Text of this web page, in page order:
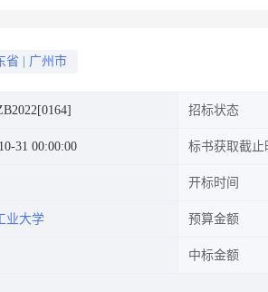
省 广州市
招标状态
31 00:00:00 标书获取截止
开标时间
业大学 预算金额
中标金额